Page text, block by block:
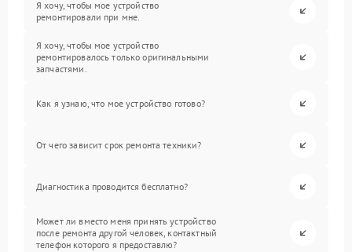
Я хочу, чтобы мое устройство
ремонтировали при мне.
Я хочу, чтобы мое устройство
ремонтировалось только оригинальными
запчастями.
Как я узнаю, что мое устройство готово?
От чего зависит срок ремонта техники?
Диагностика проводится бесплатно?
Может ли вместо меня принять устройство
после ремонта другой человек, контактный
телефон которого я предоставлю?